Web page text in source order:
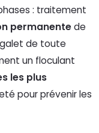
: traitement
permanentede
de toute
un floculant
les plus
pour prévenir les